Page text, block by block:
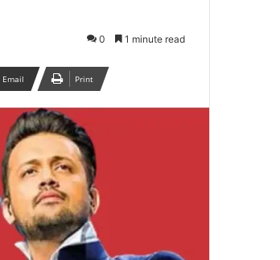
0 1 minute read
Email Print